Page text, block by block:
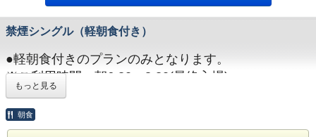
禁煙シングル（軽朝食付き）
●軽朝食付きのプランのみとなります。
※ご利用時間：朝6:30～8:30(最終入場)
●駐車料金は一律\300/1台1泊となります。
大型車等でお越しの方は、ご要望欄にその旨記載をお
願いします。
もっと見る
朝食